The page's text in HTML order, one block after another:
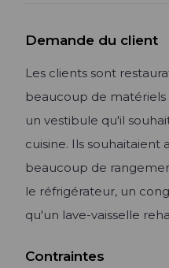
Demande du client
Les clients sont
beaucoup de matériels
un vestibule qu'il
cuisine. Ils souhaitaient
beaucoup de
le réfrigérateur, un
qu'un lave-vaisselle
Contraintes